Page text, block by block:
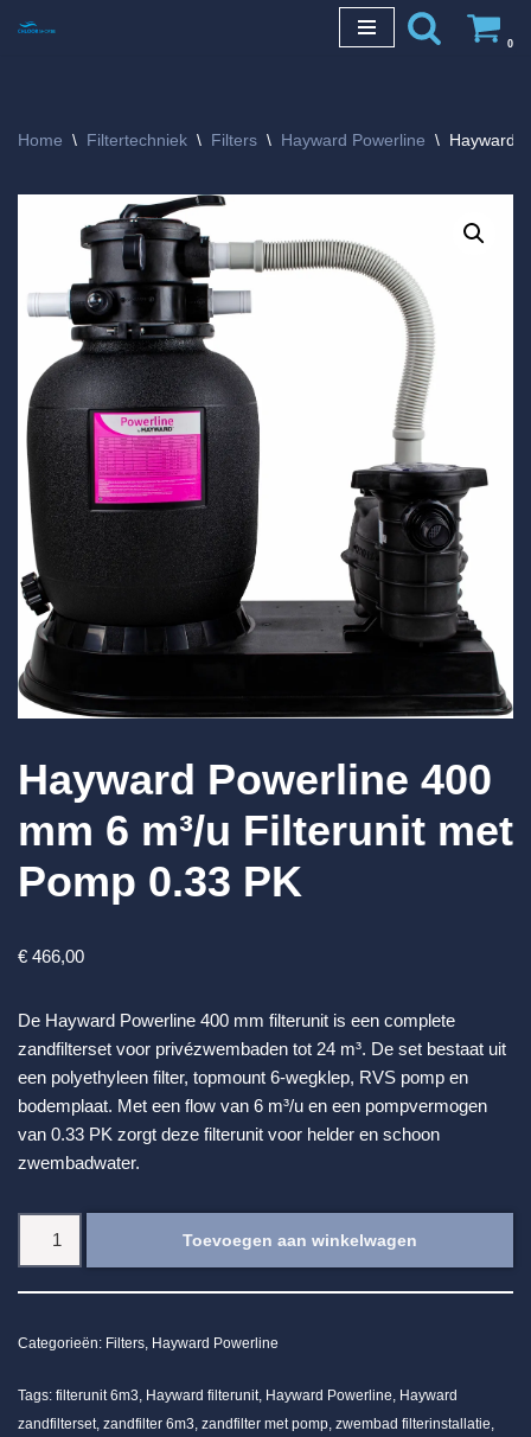
inhoud
0
Home \ Filtertechniek \ Filters \ Hayward Powerline \ Hayward
Hayward Powerline 400
mm 6 m³/u Filterunit met
Pomp 0.33 PK
€ 466,00
De Hayward Powerline 400 mm filterunit is een complete
zandfilterset voor privézwembaden tot 24 m³. De set bestaat uit
een polyethyleen filter, topmount 6-wegklep, RVS pomp en
bodemplaat. Met een flow van 6 m³/u en een pompvermogen
van 0.33 PK zorgt deze filterunit voor helder en schoon
zwembadwater.
Toevoegen aan winkelwagen
Categorieën: Filters, Hayward Powerline
Tags: filterunit 6m3, Hayward filterunit, Hayward Powerline, Hayward
zandfilterset, zandfilter 6m3, zandfilter met pomp, zwembad filterinstallatie,